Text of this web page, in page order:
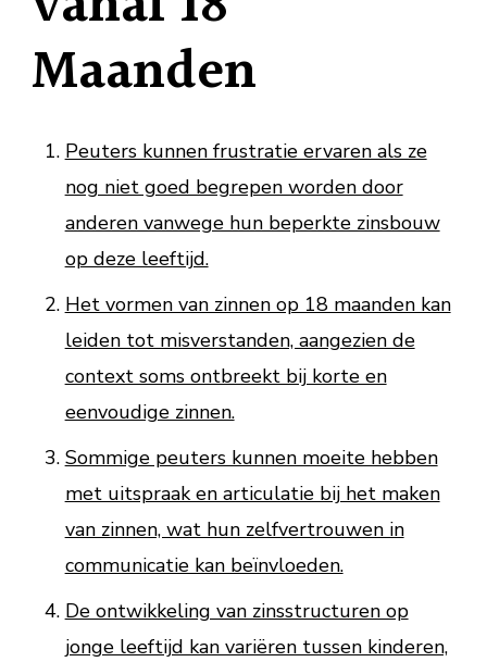
Maanden
Peuters kunnen frustratie ervaren als ze
nog niet goed begrepen worden door
anderen vanwege hun beperkte zinsbouw
op deze leeftijd.
Het vormen van zinnen op 18 maanden kan
leiden tot misverstanden, aangezien de
context soms ontbreekt bij korte en
eenvoudige zinnen.
Sommige peuters kunnen moeite hebben
met uitspraak en articulatie bij het maken
van zinnen, wat hun zelfvertrouwen in
communicatie kan beïnvloeden.
De ontwikkeling van zinsstructuren op
jonge leeftijd kan variëren tussen kinderen,